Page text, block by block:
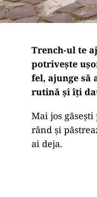
Trench-ul te
potrivește
fel, ajunge să
rutină și îți
Mai jos
rând și
ai deja.